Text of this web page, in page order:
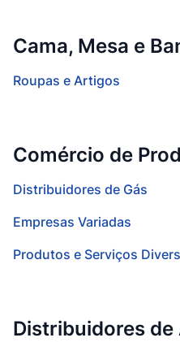
Cama, Mesa e
Roupas e Artigos
Comércio de
Distribuidores de Gás
Empresas Variadas
Produtos e Serviços
Distribuidores de